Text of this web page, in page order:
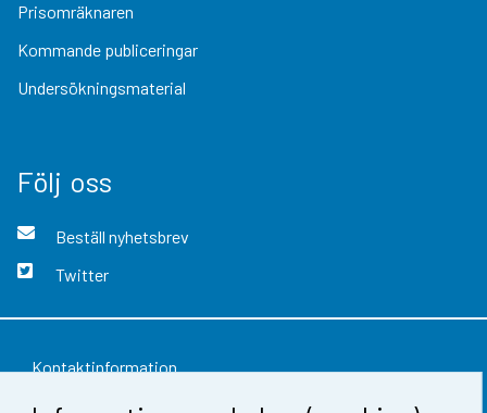
Prisomräknaren
Kommande publiceringar
Undersökningsmaterial
Följ oss
Beställ nyhetsbrev
Twitter
Kontaktinformation